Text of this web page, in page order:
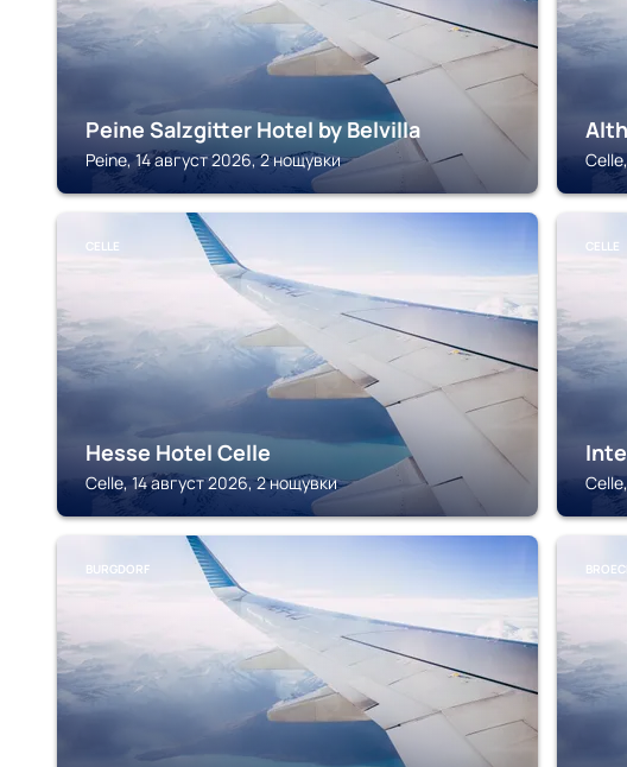
Peine Salzgitter Hotel by Belvilla
Peine, 14 август 2026, 2 нощувки
CELLE
Hesse Hotel Celle
Celle, 14 август 2026, 2 нощувки
CELLE
BURGDORF